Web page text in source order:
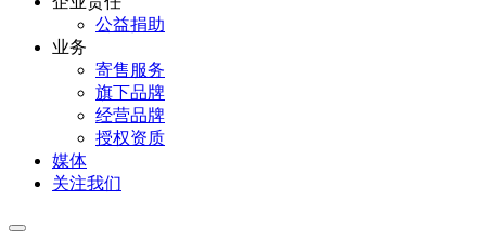
公益捐助
业务
寄售服务
旗下品牌
经营品牌
授权资质
媒体
关注我们